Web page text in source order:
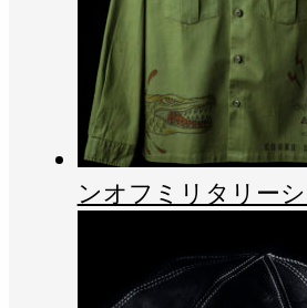
ンオフミリタリー